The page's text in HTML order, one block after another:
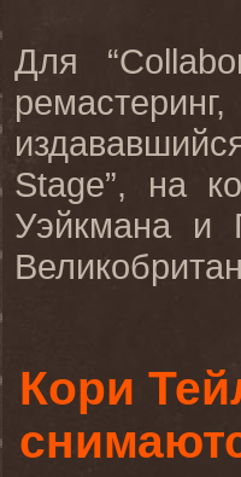
Для “
Stage”, на
Уэйкмана и
Кори